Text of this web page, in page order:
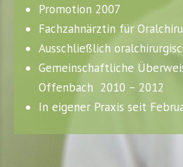
Promotion 2007
Fachzahnärztin für
Ausschließlich
Gemeinschaftliche
Offenbach 2010 – 2012
In eigener Praxis seit